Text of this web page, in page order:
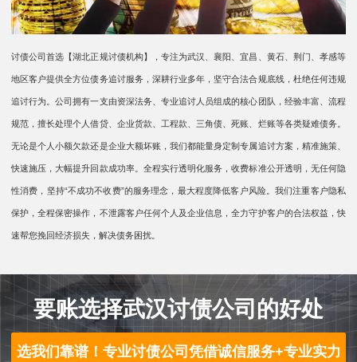
讨债公司首选【湖北正规讨债机构】，专注为武汉、襄阳、宜昌、黄石、荆门、孝感等
地区客户提供全方位债务追讨服务，深耕行业多年，坚守合法合规底线，杜绝任何违规
追讨行为。公司拥有一支由资深法务、专业追讨人员组成的核心团队，经验丰富、流程
规范，擅长处理个人借贷、企业货款、工程款、三角债、死账、烂账等各类疑难债务。
无论是个人小额欠款还是企业大额坏账，我们都能量身定制专属追讨方案，精准施策、
快速施压，大幅提升回款成功率。全程实行透明化服务，收费标准公开透明，无任何隐
性消费，坚持“不成功不收费”的服务理念，最大程度降低客户风险。我们注重客户隐私
保护，全程保密操作，不泄露客户任何个人及企业信息，全力守护客户的合法权益，快
速帮您挽回经济损失，解决债务困扰。
要账选择武汉讨债公司的好处
选我们靠谱！专业讨债公司凭借诚信服务+专业实力